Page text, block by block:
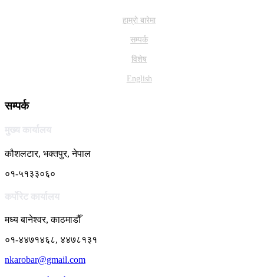
हाम्राे बारेमा
सम्पर्क
विशेष
English
सम्पर्क
मुख्य कार्यालय
कौशलटार, भक्तपुर, नेपाल
०१-५१३३०६०
कर्पाेरेट कार्यालय
मध्य बानेश्वर, काठमाडौँ
०१-४४७१४६८, ४४७८१३१
nkarobar@gmail.com